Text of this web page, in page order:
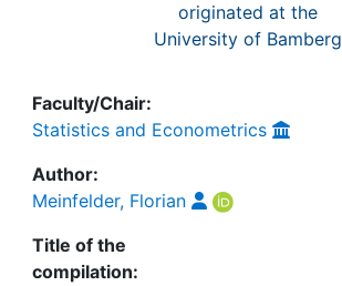
originated at the
University of Bamberg
Faculty/Chair:
Statistics and Econometrics
Author:
Meinfelder, Florian
Title of the
compilation: